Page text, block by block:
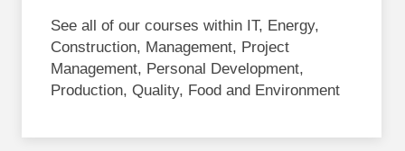
See all of our courses within IT, Energy,
Construction, Management, Project
Management, Personal Development,
Production, Quality, Food and Environment